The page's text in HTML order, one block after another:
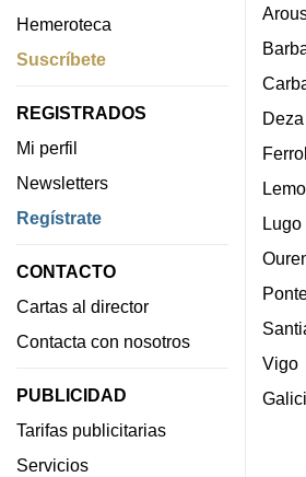
Hemeroteca
Suscríbete
REGISTRADOS
Mi perfil
Newsletters
Regístrate
CONTACTO
Cartas al director
Contacta con nosotros
PUBLICIDAD
Tarifas publicitarias
Servicios
Deza
Ferrol
Lugo
Vigo